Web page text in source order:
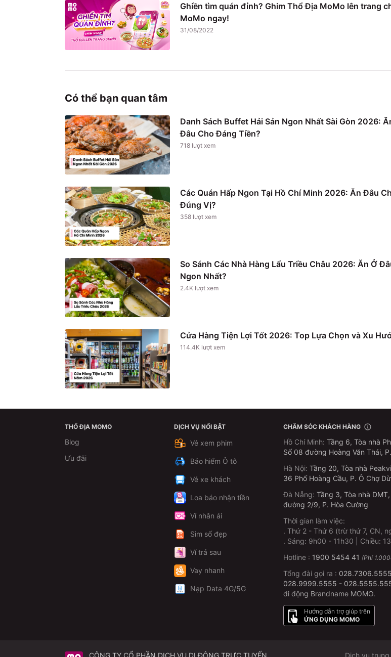
Ghiền tìm quán đỉnh? Ghim Thổ Địa MoMo lên trang
MoMo ngay!
31/08/2022
Có thể bạn quan tâm
Danh Sách Buffet Hải Sản Ngon Nhất Sài Gòn 2026:
Đâu Cho Đáng Tiền?
718 lượt xem
Các Quán Hấp Ngon Tại Hồ Chí Minh 2026: Ăn Đâu
Đúng Vị?
358 lượt xem
So Sánh Các Nhà Hàng Lẩu Triều Châu 2026: Ăn Ở
Ngon Nhất?
2.4K lượt xem
Cửa Hàng Tiện Lợi Tốt 2026: Top Lựa Chọn và Xu
114.4K lượt xem
THỔ ĐỊA MOMO
Blog
Ưu đãi
DỊCH VỤ NỔI BẬT
Vé xem phim
Bảo hiểm Ô tô
Vé xe khách
Loa báo nhận tiền
Ví nhân ái
Sim số đẹp
Ví trả sau
Vay nhanh
Nạp Data 4G/5G
CHĂM SÓC KHÁCH HÀNG
Hồ Chí Minh: Tầng 6, Tòa nhà
Số 08 đường Hoàng Văn Thái,
Hà Nội: Tầng 20, Tòa nhà
36 Phố Hoàng Cầu, P. Ô Chợ
Đà Nẵng: Tầng 3, Tòa nhà
đường 2/9, P. Hòa Cường
Thời gian làm việc:
. Thứ 2 - Thứ 6 (trừ thứ 7, CN,
. Sáng: 9h00 - 11h30 | Chiều:
Hotline : 1900 5454 41 (Phí
Tổng đài gọi ra : 028.7306.5555
028.9999.5555 -
di động Brandname MOMO.
Hướng dẫn trợ giúp trên
ỨNG DỤNG MOMO